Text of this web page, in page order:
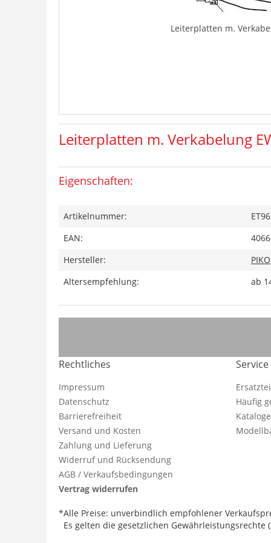
Leiterplatten m.
Leiterplatten m. Verkabelung
Eigenschaften:
Artikelnummer:
EAN:
Hersteller:
PIKO
Altersempfehlung:
ab
Rechtliches
Impressum
Datenschutz
Barrierefreiheit
Versand und Kosten
Zahlung und Lieferung
Widerruf und Rücksendung
AGB / Verkaufsbedingungen
Vertrag widerrufen
Service
Häufig
*Alle Preise: unverbindlich empfohlener
Es gelten die gesetzlichen